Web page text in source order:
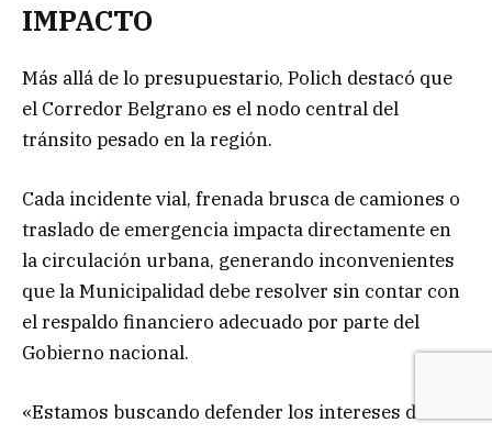
IMPACTO
Más allá de lo presupuestario, Polich destacó que
el Corredor Belgrano es el nodo central del
tránsito pesado en la región.
Cada incidente vial, frenada brusca de camiones o
traslado de emergencia impacta directamente en
la circulación urbana, generando inconvenientes
que la Municipalidad debe resolver sin contar con
el respaldo financiero adecuado por parte del
Gobierno nacional.
«Estamos buscando defender los intereses de la